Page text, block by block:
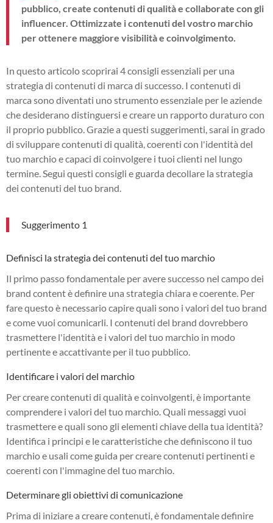
pubblico, create contenuti di qualità e collaborate con gli
influencer. Ottimizzate i contenuti del vostro marchio
per ottenere maggiore visibilità e coinvolgimento.
In questo articolo scoprirai 4 consigli essenziali per una
strategia di contenuti di marca di successo. I contenuti di
marca sono diventati uno strumento essenziale per le aziende
che desiderano distinguersi e creare un rapporto duraturo con
il proprio pubblico. Grazie a questi suggerimenti, sarai in grado
di sviluppare contenuti di qualità, coerenti con l'identità del
tuo marchio e capaci di coinvolgere i tuoi clienti nel lungo
termine. Segui questi consigli e guarda decollare la strategia
dei contenuti del tuo brand.
Suggerimento 1
Definisci la strategia dei contenuti del tuo marchio
Il primo passo fondamentale per avere successo nel campo dei
brand content è definire una strategia chiara e coerente. Per
fare questo è necessario capire quali sono i valori del tuo brand
e come vuoi comunicarli. I contenuti del brand dovrebbero
trasmettere l'identità e i valori del tuo marchio in modo
pertinente e accattivante per il tuo pubblico.
Identificare i valori del marchio
Per creare contenuti di qualità e coinvolgenti, è importante
comprendere i valori del tuo marchio. Quali messaggi vuoi
trasmettere e quali sono gli elementi chiave della tua identità?
Identifica i principi e le caratteristiche che definiscono il tuo
marchio e usali come guida per creare contenuti pertinenti e
coerenti con l'immagine del tuo marchio.
Determinare gli obiettivi di comunicazione
Prima di iniziare a creare contenuti, è fondamentale definire